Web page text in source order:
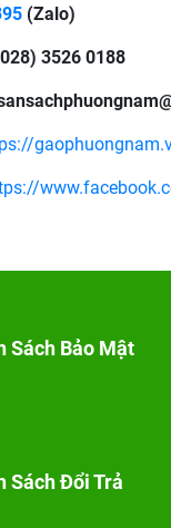
(Zalo)
3526 0188
Sách Bảo Mật
Sách Đổi Trả